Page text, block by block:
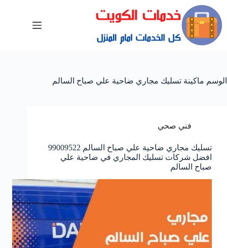
الوسم ماكينة تسليك مجاري ضاحية علي صباح السالم
فني صحي
تسليك مجاري ضاحية علي صباح السالم 99009522
افضل شركات تسليك المجاري في ضاحية علي
صباح السالم